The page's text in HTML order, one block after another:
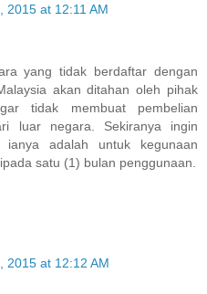
2015 at 12:11 AM
yang tidak berdaftar dengan
akan ditahan oleh pihak
tidak membuat pembelian
luar negara. Sekiranya ingin
ianya adalah untuk kegunaan
satu (1) bulan penggunaan.
2015 at 12:12 AM